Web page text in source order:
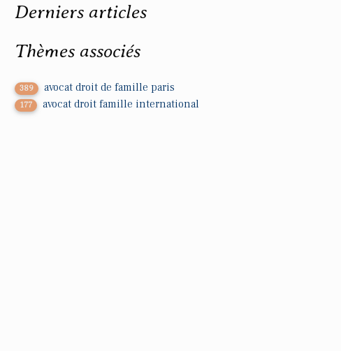
Derniers articles
Thèmes associés
389 avocat droit de famille paris
177 avocat droit famille international